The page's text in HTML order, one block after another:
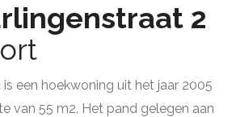
2
is een hoekwoning uit het jaar 2005
van 55 m2. Het pand gelegen aan